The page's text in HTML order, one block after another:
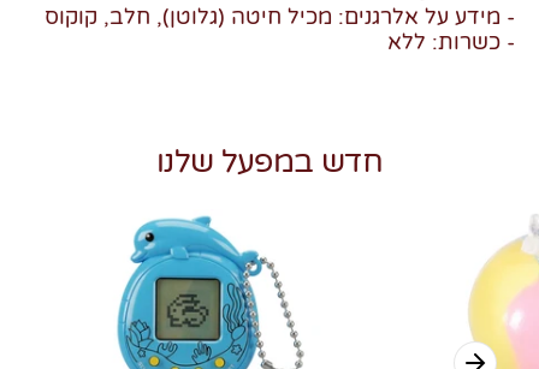
- מידע על אלרגנים: מכיל חיטה (גלוטן), חלב, קוקוס
- כשרות: ללא
חדש במפעל שלנו